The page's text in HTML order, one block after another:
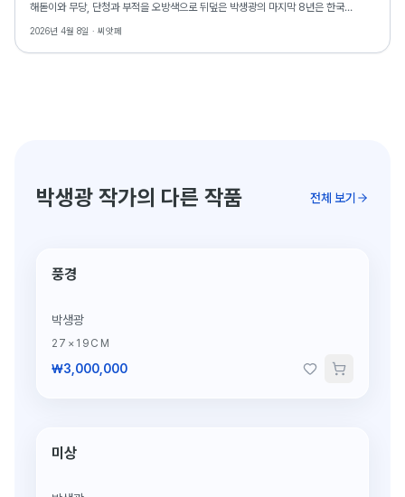
해돋이와 무당, 단청과 부적을 오방색으로 뒤덮은 박생광의 마지막 8년은 한국
현대미술의 가장 극적인 전환 중 하나로 기록된다. SAF 2026에는 그의 드로잉
2026년 4월 8일 · 씨앗페
박생광 작가의 다른 작품 전체 보기
풍경
박생광
27×19CM
₩3,000,000
미상